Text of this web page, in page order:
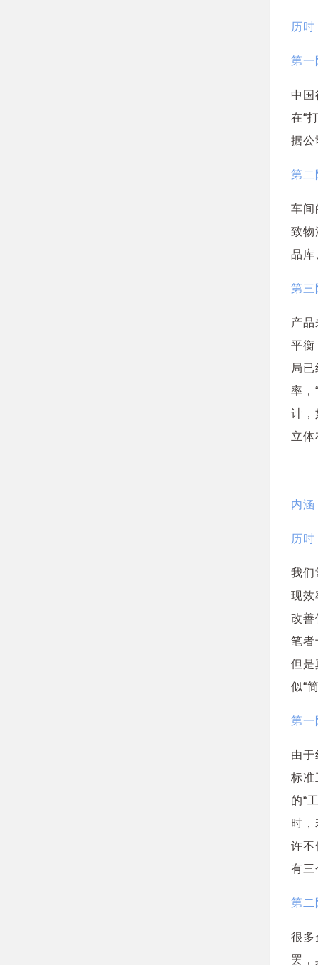
历时
第一
中
在“
据公
第二
车间
致物
品库
第三
产
平衡
局
率，
计，
立
内涵
历时
我们
现效
改善
笔者
但是
似“
第一
由
标准
的“
时，
许不
有三
第二
很多
罢，